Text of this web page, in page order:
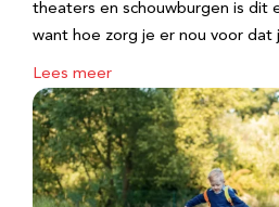
theaters en schouwburgen is dit
want hoe zorg je er nou voor
Lees meer